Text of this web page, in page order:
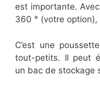
est importante.
360 ° (votre
C’est une
tout-petits. Il peut
un bac de stockage